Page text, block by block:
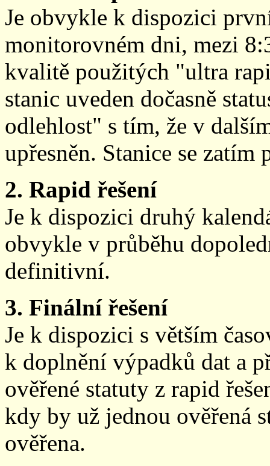
Je obvykle k dispozici
monitorovném dni, mezi
kvalitě použitých "ultra
stanic uveden dočasně
odlehlost" s tím, že v
upřesněn. Stanice se zatím
2. Rapid řešení
Je k dispozici druhý
obvykle v průběhu
definitivní.
3. Finální řešení
Je k dispozici s větším
k doplnění výpadků dat a
ověřené statuty z rapid
kdy by už jednou ověřená
ověřena.